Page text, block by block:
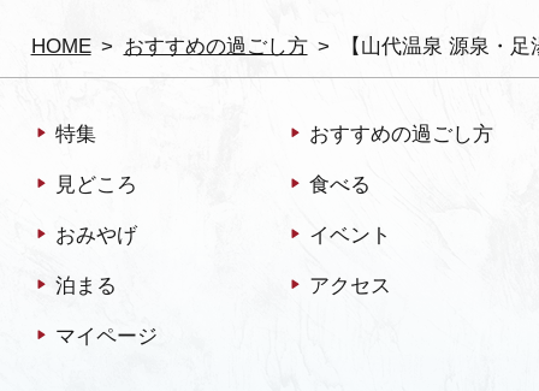
HOME おすすめの過ごし方 【山代温泉 源泉・
特集 おすすめの過ごし方
見どころ 食べる
おみやげ イベント
泊まる アクセス
マイページ